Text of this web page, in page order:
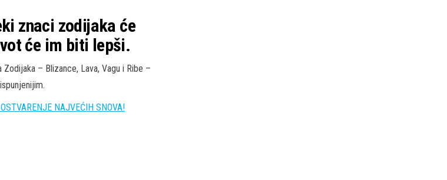
znaci zodijaka će
će im biti lepši.
– Blizance, Lava, Vagu i Ribe –
NAJVEĆIH SNOVA!